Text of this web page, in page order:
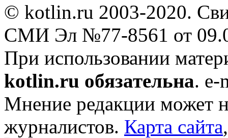
© kotlin.ru 2003-2020.
СМИ Эл №77-8561 от
При использовании
kotlin.ru обязательна. e-
Мнение редакции может
журналистов. Карта сайта